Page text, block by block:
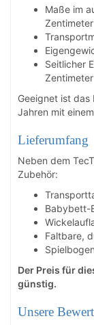
Maße im
Zentimeter
Seitlicher
Zentimeter
Geeignet ist
Jahren mit
Lieferumfang
Neben dem
Zubehör:
Babybett-
Faltbare,
Der Preis für
günstig.
Unsere